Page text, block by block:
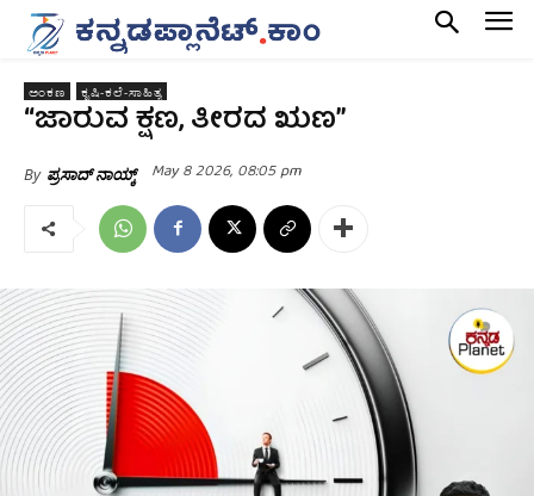
ಅಂಕಣ ಕೃಷಿ-ಕಲೆ-ಸಾಹಿತ್ಯ
“ಜಾರುವ ಕ್ಷಣ, ತೀರದ ಋಣ”
By ಪ್ರಸಾದ್‌ ನಾಯ್ಕ್ May 8 2026, 08:05 pm